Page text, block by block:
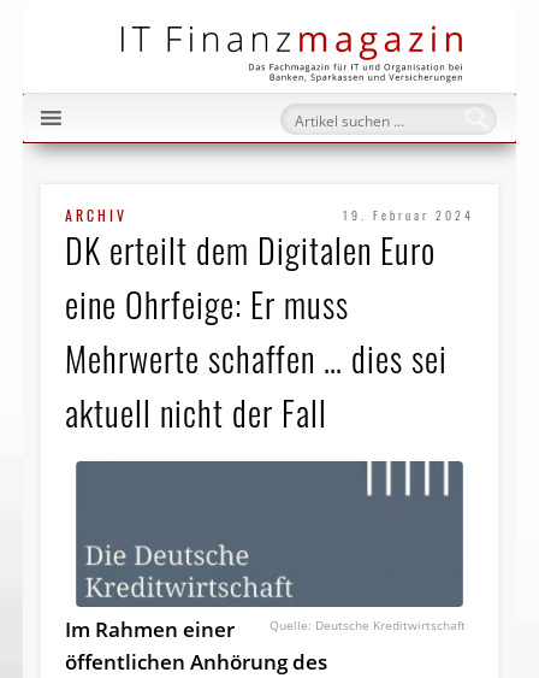
ARCHIV 19. Februar 2024
DK erteilt dem Digitalen Euro
eine Ohrfeige: Er muss
Mehrwerte schaffen … dies sei
aktuell nicht der Fall
Deutsche Kreditwirtschaft
Im Rahmen einer
öffentlichen Anhörung des